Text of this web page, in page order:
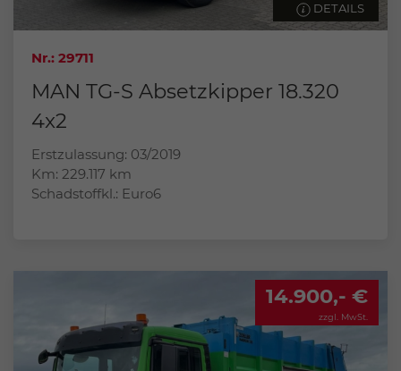
DETAILS
Nr.: 29711
MAN TG-S Absetzkipper 18.320
4x2
Erstzulassung: 03/2019
Km: 229.117 km
Schadstoffkl.: Euro6
14.900,- €
zzgl. MwSt.